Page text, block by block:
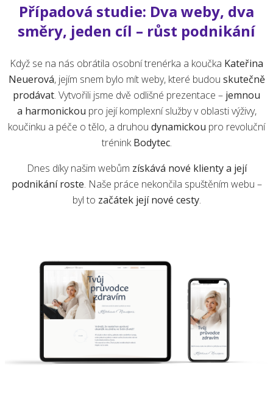
Případová studie: Dva weby, dva
směry, jeden cíl – růst podnikání
Když se na nás obrátila osobní trenérka a koučka Kateřina
Neuerová, jejím snem bylo mít weby, které budou skutečně
prodávat. Vytvořili jsme dvě odlišné prezentace – jemnou
a harmonickou pro její komplexní služby v oblasti výživy,
koučinku a péče o tělo, a druhou dynamickou pro revoluční
tréninkBodytec.
Dnes díky našim webům získává nové klienty a její
podnikání roste. Naše práce nekončila spuštěním webu –
byl to začátek její nové cesty.